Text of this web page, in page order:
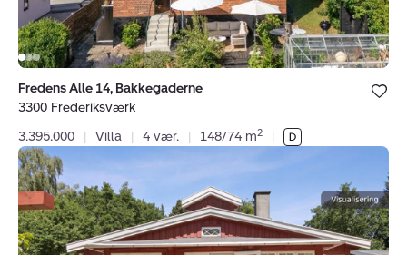
Bolig er
under dine
Fredens Alle 14, Bakkegaderne
3300 Frederiksværk
3.395.000
| Villa | 4 vær. | 148/74 m2 |
Fritidshus:
Harestien
6,
Asserbo,
3300